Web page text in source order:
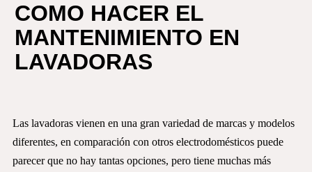
COMO HACER EL
MANTENIMIENTO EN
LAVADORAS
Las lavadoras vienen en una gran variedad de marcas y modelos
diferentes, en comparación con otros electrodomésticos puede
parecer que no hay tantas opciones, pero tiene muchas más